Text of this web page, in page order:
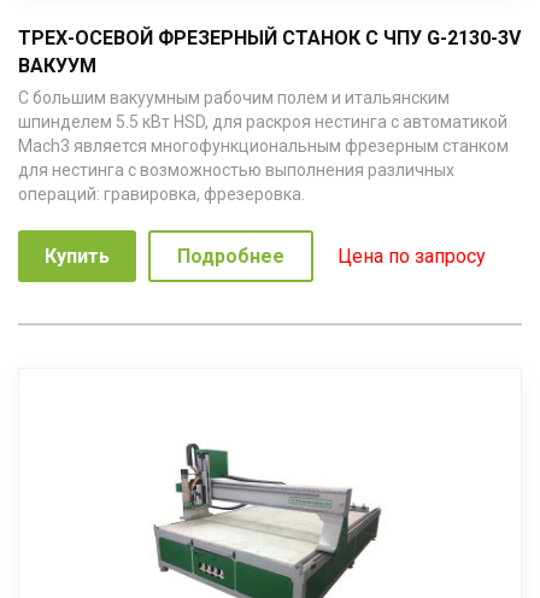
ТРЕХ-ОСЕВОЙ ФРЕЗЕРНЫЙ СТАНОК С ЧПУ G-2130-3V
ВАКУУМ
С большим вакуумным рабочим полем и итальянским
шпинделем 5.5 кВт HSD, для раскроя нестинга с автоматикой
Mach3 является многофункциональным фрезерным станком
для нестинга с возможностью выполнения различных
операций: гравировка, фрезеровка.
Купить Подробнее Цена по запросу